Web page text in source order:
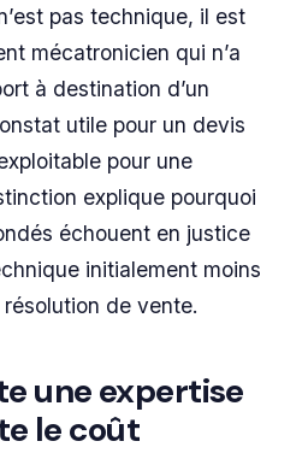
pas technique, il est
mécatronicien qui n’a
à destination d’un
utile pour un devis
pour une
explique pourquoi
échouent en justice
initialement moins
de vente.
une expertise
le coût